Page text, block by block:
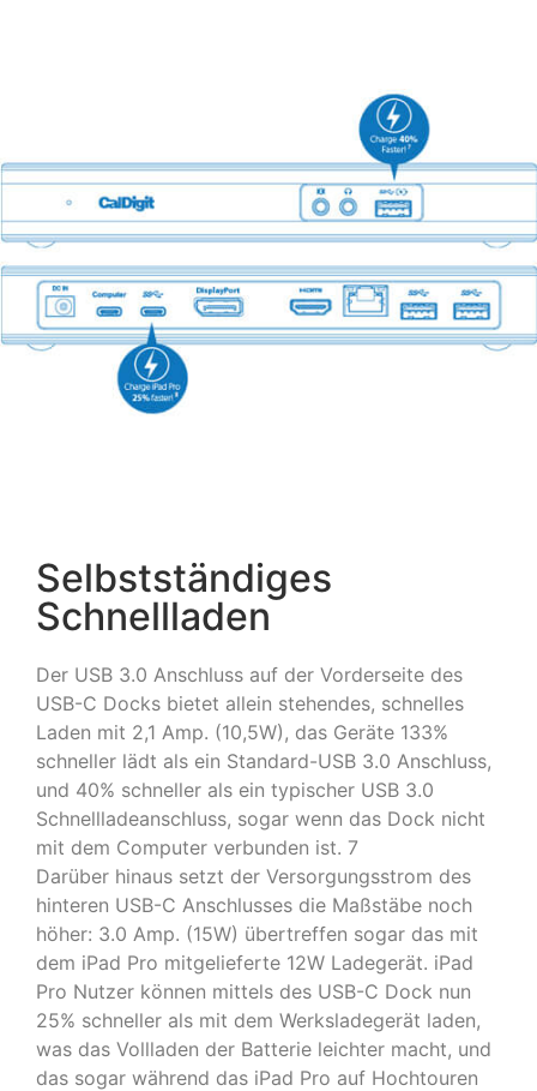
Selbstständiges
Schnellladen
Der USB 3.0 Anschluss auf der Vorderseite des
USB-C Docks bietet allein stehendes, schnelles
Laden mit 2,1 Amp. (10,5W), das Geräte 133%
schneller lädt als ein Standard-USB 3.0 Anschluss,
und 40% schneller als ein typischer USB 3.0
Schnellladeanschluss, sogar wenn das Dock nicht
mit dem Computer verbunden ist. 7
Darüber hinaus setzt der Versorgungsstrom des
hinteren USB-C Anschlusses die Maßstäbe noch
höher: 3.0 Amp. (15W) übertreffen sogar das mit
dem iPad Pro mitgelieferte 12W Ladegerät. iPad
Pro Nutzer können mittels des USB-C Dock nun
25% schneller als mit dem Werksladegerät laden,
was das Vollladen der Batterie leichter macht, und
das sogar während das iPad Pro auf Hochtouren